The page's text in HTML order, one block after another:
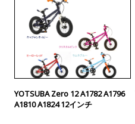
YOTSUBA Zero 12 A1782 A1796
A1810 A1824 12インチ